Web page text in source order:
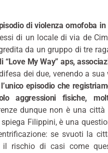
di violenza omofoba
di un locale di via de
da un gruppo di tre
“Love My Way” aps,
dei due, venendo a
episodio che
aggressioni fisiche,
dunque non è una
Filippini, è una
se svuoti la
il rischio di casi come